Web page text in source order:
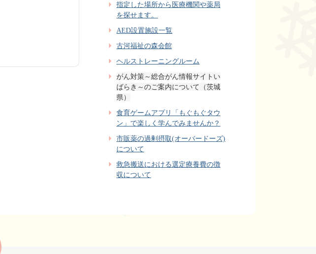
指定した場所から医療機関や薬局
を探せます。
AED設置施設一覧
古河福祉の森会館
ヘルストレーニングルーム
がん対策～総合がん情報サイトい
ばらき～のご案内について（茨城
県）
食育ゲームアプリ「もぐもぐタウ
ン」で楽しく学んでみませんか？
市販薬の過剰摂取(オーバードーズ)
について
救急搬送における選定療養費の徴
収について